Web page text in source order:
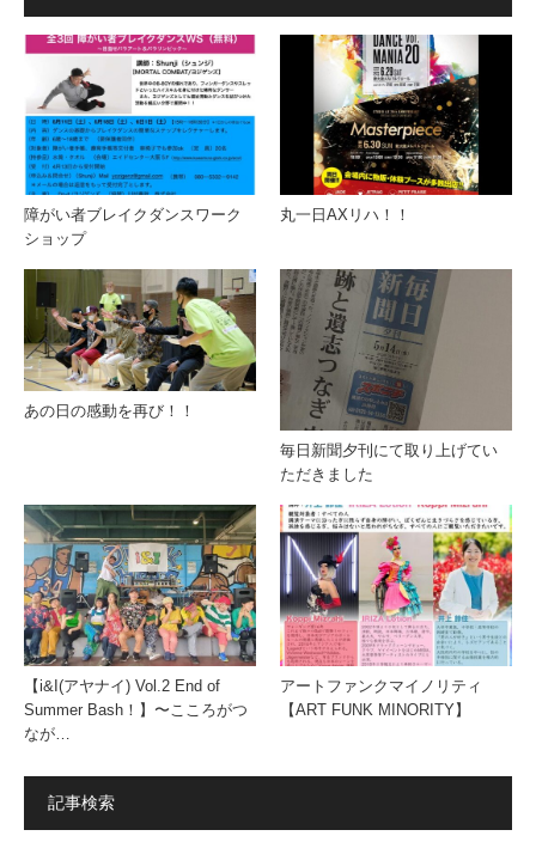
障がい者ブレイクダンスワーク
ショップ
丸一日AXリハ！！
あの日の感動を再び！！
毎日新聞夕刊にて取り上げてい
ただきました
【i&I(アヤナイ) Vol.2 End of
Summer Bash！】〜こころがつ
なが…
アートファンクマイノリティ
【ART FUNK MINORITY】
記事検索